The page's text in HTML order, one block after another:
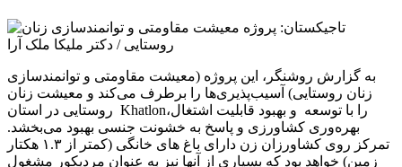
به گزارش روشنگر، این پروژه (معیشت مقاومتی و توانمندسازی
زنان روستایی) آسیب‌پذیری‌ها را برطرف می‌کند و معیشت زنان
روستایی در استان Khatlonرا با توسعه و بهبود قابلیت اشتغال،
بهره‌وری کشاورزی و پاسخ به خشونت جنسی بهبود می‌بخشد.
تمرکز روی کشاورزان زن دارای باغ های خانگی (کمتر از ۱.۳ هکتار
زمین) خواهد بود که بسیاری از آنها نیز به عنوان مردیکور مشغول